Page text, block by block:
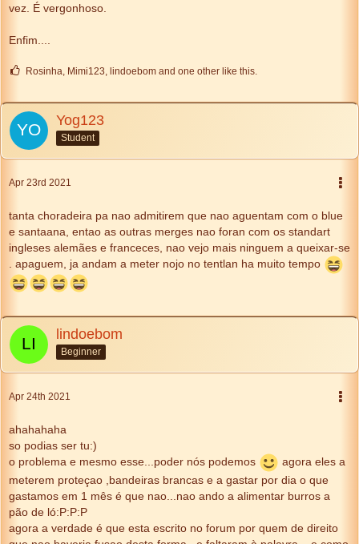
vez. É vergonhoso.
Enfim....
Rosinha, Mimi123, lindoebom and one other like this.
Yog123
Student
Apr 23rd 2021
tanta choradeira pa nao admitirem que nao aguentam com o blue
e santaana, entao as outras merges nao foran com os standart
ingleses alemães e franceces, nao vejo mais ninguem a queixar-se
. apaguem, ja andam a meter nojo no tentlan ha muito tempo
lindoebom
Beginner
Apr 24th 2021
ahahahaha
so podias ser tu:)
o problema e mesmo esse...poder nós podemos
agora eles a
meterem proteçao ,bandeiras brancas e a gastar por dia o que
gastamos em 1 mês é que nao...nao ando a alimentar burros a
pão de ló:P:P:P
agora a verdade é que esta escrito no forum por quem de direito